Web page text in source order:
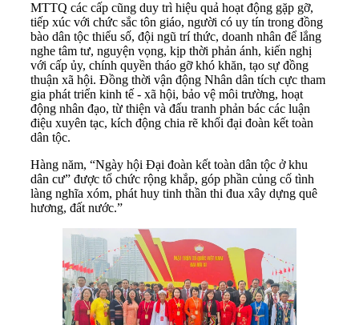
MTTQ các cấp cũng duy trì hiệu quả hoạt động gặp gỡ,
tiếp xúc với chức sắc tôn giáo, người có uy tín trong đồng
bào dân tộc thiểu số, đội ngũ trí thức, doanh nhân để lắng
nghe tâm tư, nguyện vọng, kịp thời phản ánh, kiến nghị
với cấp ủy, chính quyền tháo gỡ khó khăn, tạo sự đồng
thuận xã hội. Đồng thời vận động Nhân dân tích cực tham
gia phát triển kinh tế - xã hội, bảo vệ môi trường, hoạt
động nhân đạo, từ thiện và đấu tranh phản bác các luận
điệu xuyên tạc, kích động chia rẽ khối đại đoàn kết toàn
dân tộc.
Hàng năm, “Ngày hội Đại đoàn kết toàn dân tộc ở khu
dân cư” được tổ chức rộng khắp, góp phần củng cố tình
làng nghĩa xóm, phát huy tinh thần thi đua xây dựng quê
hương, đất nước.”